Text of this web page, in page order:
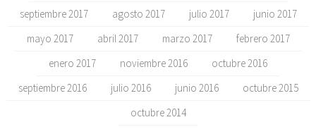
septiembre 2017
agosto 2017 julio 2017
junio 2017
mayo 2017
abril 2017 marzo 2017
febrero 2017
enero 2017
noviembre 2016
octubre 2016
septiembre 2016
julio 2016 junio 2016
octubre 2015
octubre 2014